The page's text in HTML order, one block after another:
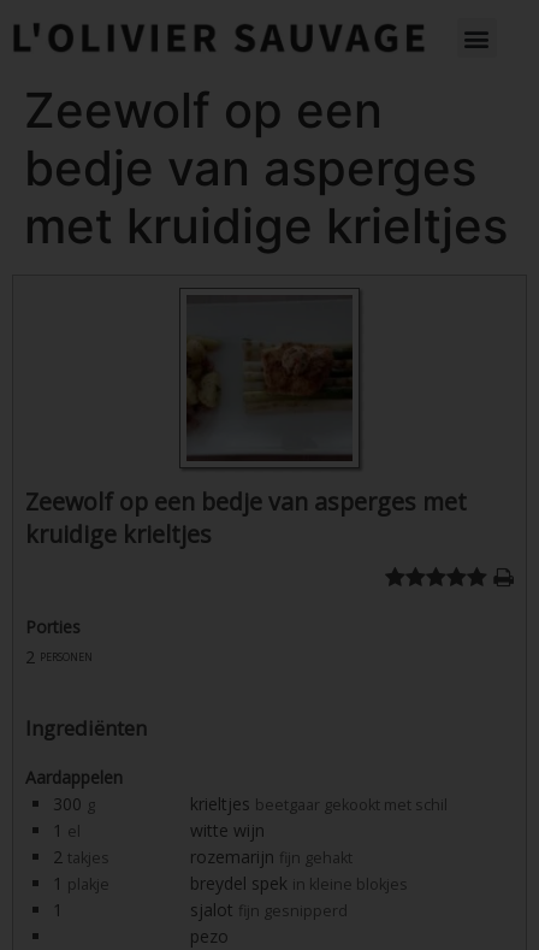
Zeewolf op een
bedje van asperges
met kruidige krieltjes
Zeewolf op een bedje van asperges met
kruidige krieltjes
Porties
2 personen
Ingrediënten
Aardappelen
300 g krieltjes beetgaar gekookt met schil
1 el
witte wijn
2 takjes rozemarijn fijn gehakt
1 plakje breydel spek in kleine blokjes
1 sjalot fijn gesnipperd
pezo